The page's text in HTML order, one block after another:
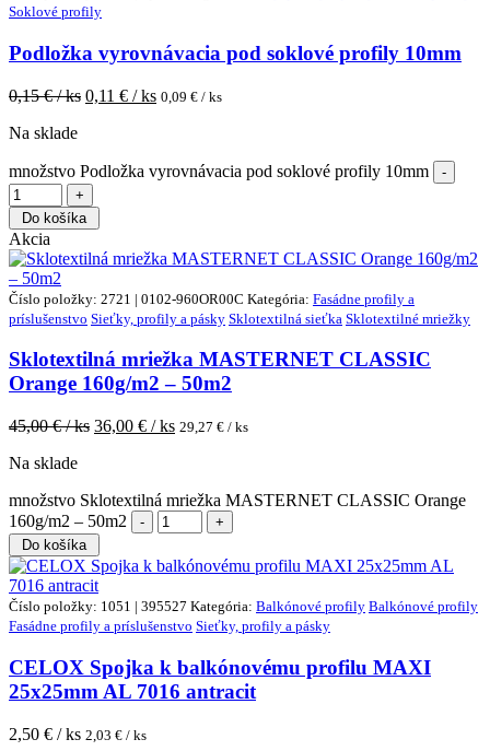
Soklové profily
Podložka vyrovnávacia pod soklové profily 10mm
0,15€ / ks 0,11 € / ks 0,09 € / ks
Na sklade
množstvo Podložka vyrovnávacia pod soklové profily 10mm
Do košíka
Akcia
Číslo položky: 2721 | 0102-960OR00C Kategória: Fasádne profily a
príslušenstvo Sieťky, profily a pásky Sklotextilná sieťka Sklotextilné mriežky
Sklotextilná mriežka MASTERNET CLASSIC
Orange 160g/m2 – 50m2
45,00€ / ks 36,00 € / ks 29,27 € / ks
Na sklade
množstvo Sklotextilná mriežka MASTERNET CLASSIC Orange
160g/m2 – 50m2
Do košíka
Číslo položky: 1051 | 395527 Kategória: Balkónové profily Balkónové profily
Fasádne profily a príslušenstvo Sieťky, profily a pásky
CELOX Spojka k balkónovému profilu MAXI
25x25mm AL 7016 antracit
2,50 € / ks 2,03 € / ks